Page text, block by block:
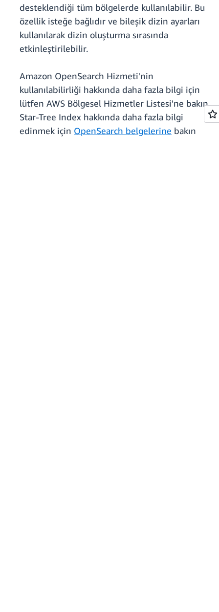
desteklendiği tüm bölgelerde kullanılabilir. Bu
özellik isteğe bağlıdır ve bileşik dizin ayarları
kullanılarak dizin oluşturma sırasında
etkinleştirilebilir.
Amazon OpenSearch Hizmeti'nin
kullanılabilirliği hakkında daha fazla bilgi için
lütfen AWS Bölgesel Hizmetler Listesi'ne bakın.
Star-Tree Index hakkında daha fazla bilgi
edinmek için OpenSearch belgelerine bakın